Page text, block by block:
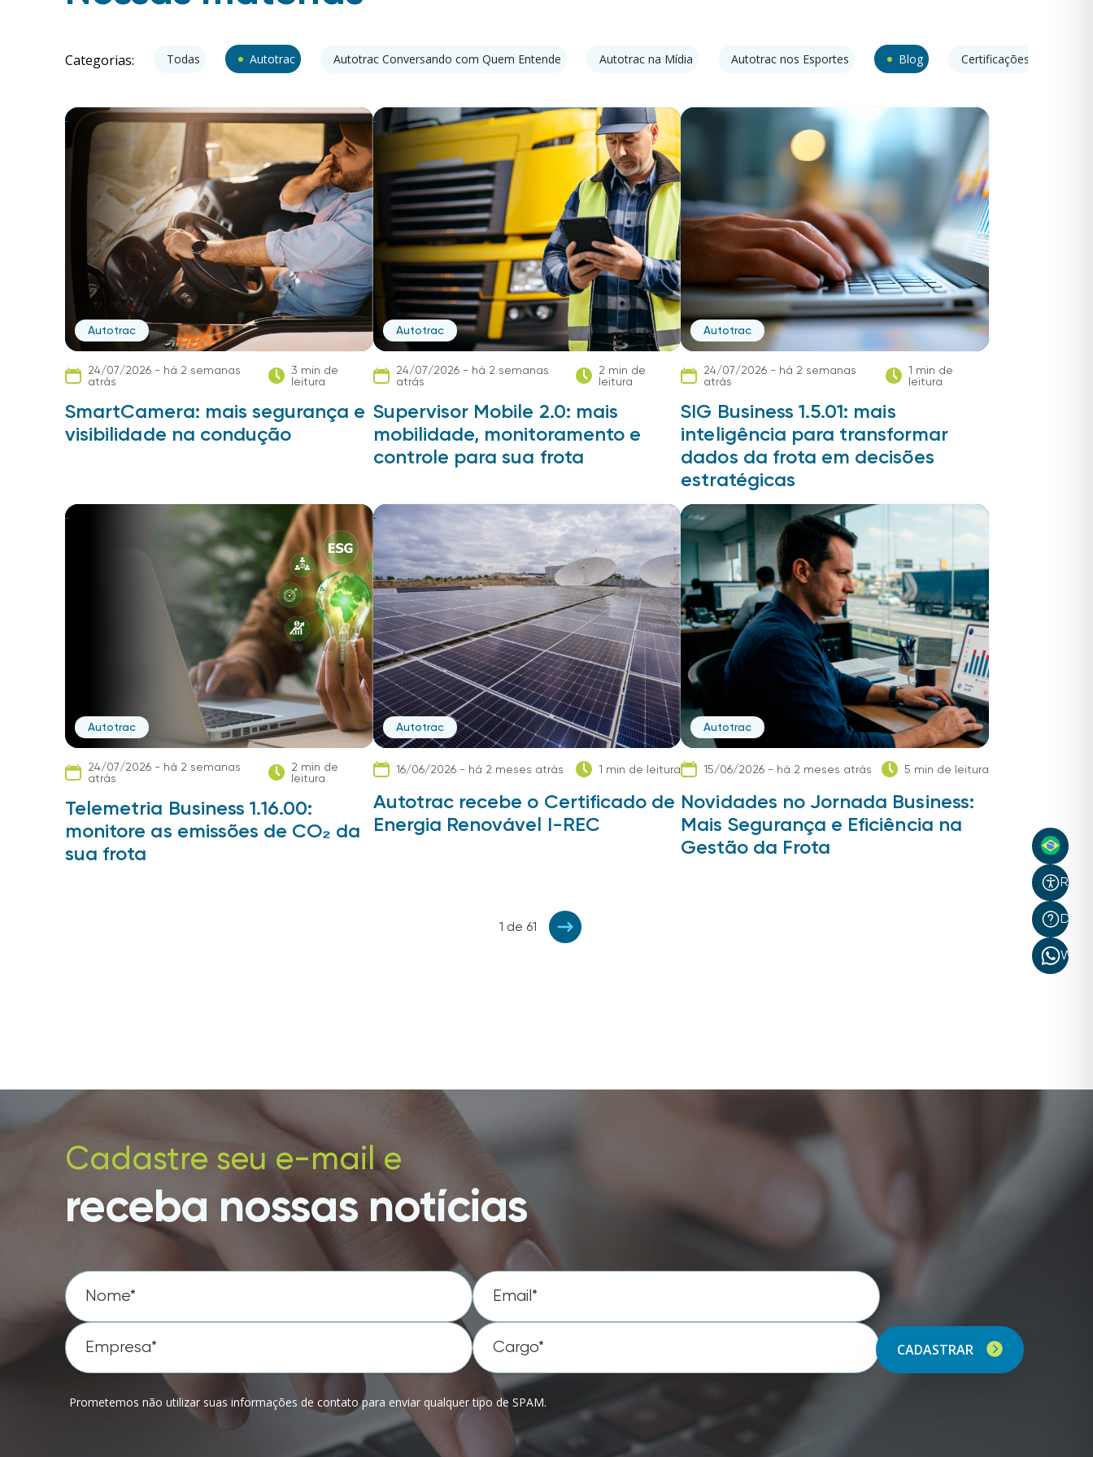
Categorias: Todas Autotrac Autotrac Conversando com Quem Entende Autotrac na Mídia Autotrac nos Esportes Blog Certificações
Autotrac
24/07/2026 - há 2 semanas
atrás
3 min de
leitura
SmartCamera: mais segurança e
visibilidade na condução
Autotrac
24/07/2026 - há 2 semanas
atrás
2 min de
leitura
Supervisor Mobile 2.0: mais
mobilidade, monitoramento e
controle para sua frota
Autotrac
24/07/2026 - há 2 semanas
atrás
1 min de
leitura
SIG Business 1.5.01: mais
inteligência para transformar
dados da frota em decisões
estratégicas
Autotrac
24/07/2026 - há 2 semanas
atrás
2 min de
leitura
Telemetria Business 1.16.00:
monitore as emissões de CO₂ da
sua frota
Autotrac
16/06/2026 - há 2 meses atrás 1 min de leitura
Autotrac recebe o Certificado de
Energia Renovável I-REC
Autotrac
15/06/2026 - há 2 meses atrás 5 min de leitura
Novidades no Jornada Business:
Mais Segurança e Eficiência na
Gestão da Frota
1 de 61
Cadastre seu e-mail e
receba nossas notícias
CADASTRAR
Prometemos não utilizar suas informações de contato para enviar qualquer tipo de SPAM.